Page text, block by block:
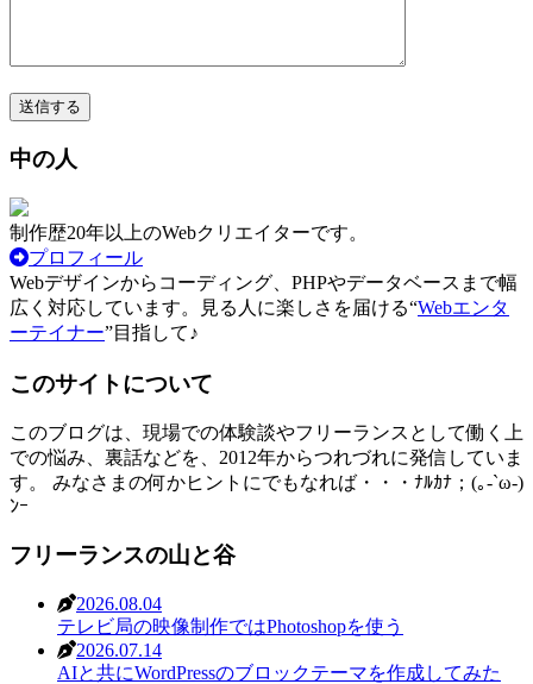
中の人
制作歴20年以上のWebクリエイターです。
プロフィール
Webデザインからコーディング、PHPやデータベースまで幅
広く対応しています。見る人に楽しさを届ける“Webエンタ
ーテイナー”目指して♪
このサイトについて
このブログは、現場での体験談やフリーランスとして働く上
での悩み、裏話などを、2012年からつれづれに発信していま
す。 みなさまの何かヒントにでもなれば・・・ﾅﾙｶﾅ；(｡-`ω-)
ﾝｰ
フリーランスの山と谷
2026.08.04
テレビ局の映像制作ではPhotoshopを使う
2026.07.14
AIと共にWordPressのブロックテーマを作成してみた